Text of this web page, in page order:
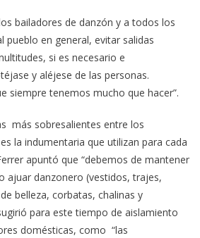
bailadores de danzón y a todos los
pueblo en general, evitar salidas
si es necesario e
y aléjese de las personas.
siempre tenemos mucho que hacer”.
más sobresalientes entre los
la indumentaria que utilizan para cada
apuntó que “debemos de mantener
ajuar danzonero (vestidos, trajes,
belleza, corbatas, chalinas y
para este tiempo de aislamiento
domésticas, como “las